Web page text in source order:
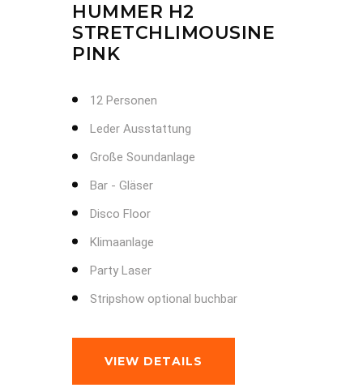
HUMMER H2
STRETCHLIMOUSINE
PINK
12 Personen
Leder Ausstattung
Große Soundanlage
Bar - Gläser
Disco Floor
Klimaanlage
Party Laser
Stripshow optional buchbar
VIEW DETAILS